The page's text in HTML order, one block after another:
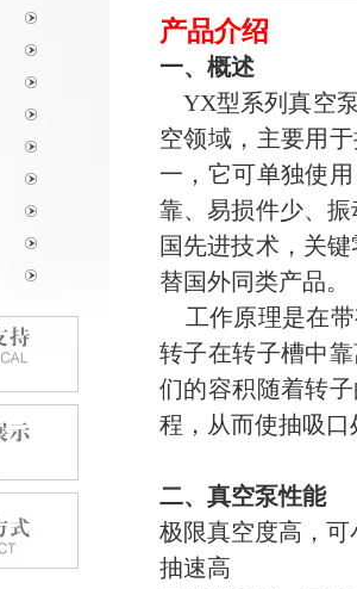
产品介绍
一、概述
YX型系列真空
空领域，主要用
一，它可单独使
靠、易损件少、
国先进技术，关
替国外同类产品。
工作原理是在带
转子在转子槽中
们的容积随着转
程，从而使抽吸
二、真空泵性能
极限真空度高，可
抽速高